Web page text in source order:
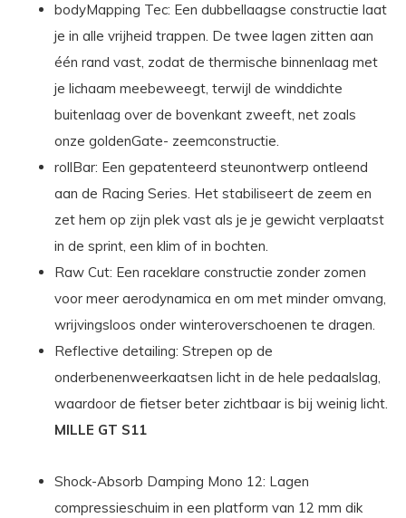
bodyMapping Tec: Een dubbellaagse constructie laat
je in alle vrijheid trappen. De twee lagen zitten aan
één rand vast, zodat de thermische binnenlaag met
je lichaam meebeweegt, terwijl de winddichte
buitenlaag over de bovenkant zweeft, net zoals
onze goldenGate- zeemconstructie.
rollBar: Een gepatenteerd steunontwerp ontleend
aan de Racing Series. Het stabiliseert de zeem en
zet hem op zijn plek vast als je je gewicht verplaatst
in de sprint, een klim of in bochten.
Raw Cut: Een raceklare constructie zonder zomen
voor meer aerodynamica en om met minder omvang,
wrijvingsloos onder winteroverschoenen te dragen.
Reflective detailing: Strepen op de
onderbenenweerkaatsen licht in de hele pedaalslag,
waardoor de fietser beter zichtbaar is bij weinig licht.
MILLE GT S11
Shock-Absorb Damping Mono 12: Lagen
compressieschuim in een platform van 12 mm dik